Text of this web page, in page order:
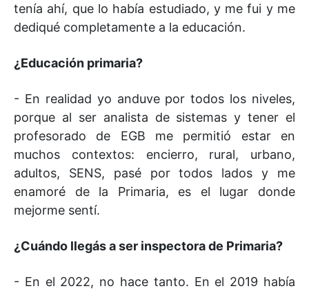
tenía ahí, que lo había estudiado, y me fui y me
dediqué completamente a la educación.
¿Educación primaria?
- En realidad yo anduve por todos los niveles,
porque al ser analista de sistemas y tener el
profesorado de EGB me permitió estar en
muchos contextos: encierro, rural, urbano,
adultos, SENS, pasé por todos lados y me
enamoré de la Primaria, es el lugar donde
mejorme sentí.
¿Cuándo llegás a ser inspectora de Primaria?
- En el 2022, no hace tanto. En el 2019 había